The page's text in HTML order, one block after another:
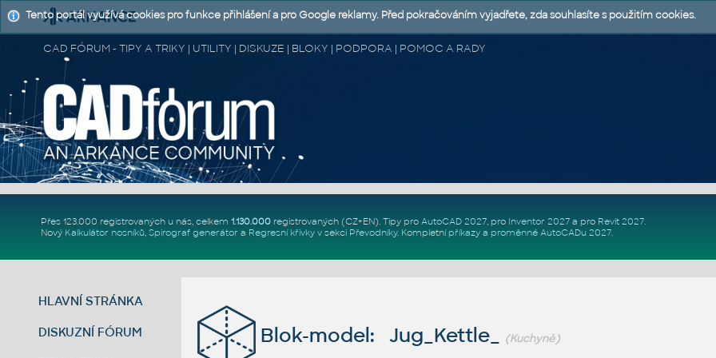
CAD FÓRUM - TIPY A TRIKY | UTILITY | DISKUZE | BLOKY | PODPORA | POMOC A RADY
Přes 123.000 registrovaných u nás, celkem 1.130.000registrovaných (CZ+EN). Tipy pro AutoCAD 2027, pro Inventor 2027a pro Revit 2027.
Nový Kalkulátor nosníků, Spirograf generátor a Regresní křivkyv sekci Převodníky. Kompletní příkazya proměnné AutoCADu 2027.
HLAVNÍ STRÁNKA
DISKUZNÍ FÓRUM Blok-model: Jug_Kettle_ (Kuchyně)
Tento portál využívá cookies pro funkce přihlášení a pro Google reklamy. Před pokračováním vyjadřete, zda souhlasíte s použitím cookies.